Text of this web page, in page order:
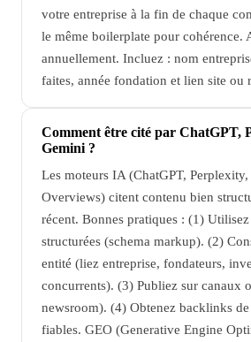
votre entreprise à la fin de chaque
le même boilerplate pour cohérence.
annuellement. Incluez : nom
faites, année fondation et lien site ou
Comment être cité par ChatGPT,
Gemini ?
Les moteurs IA (ChatGPT,
Overviews) citent contenu bien
récent. Bonnes pratiques : (1)
structurées (schema markup). (2)
entité (liez entreprise, fondateurs,
concurrents). (3) Publiez sur canaux
newsroom). (4) Obtenez backlinks
fiables. GEO (Generative Engine